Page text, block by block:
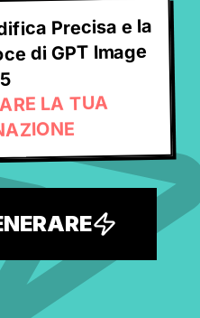
Precisa e la
di GPT Image
LA TUA